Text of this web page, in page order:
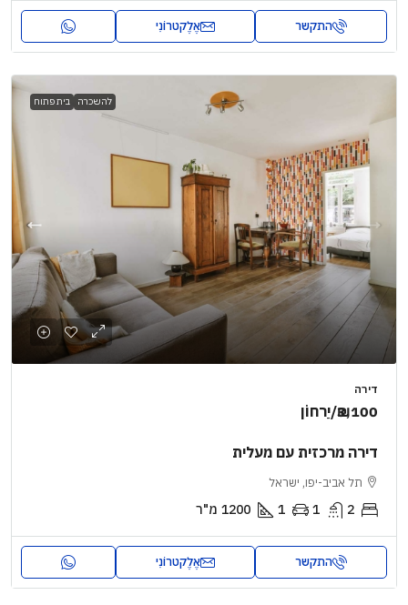
התקשר אֶלֶקטרוֹנִי
להשכרה בית פתוח
דירה
₪3,100/יַרחוֹן
דירה מרכזית עם מעלית
תל אביב-יפו, ישראל
2
1
1
1200 מ"ר
התקשר אֶלֶקטרוֹנִי